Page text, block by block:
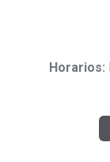
Horarios: